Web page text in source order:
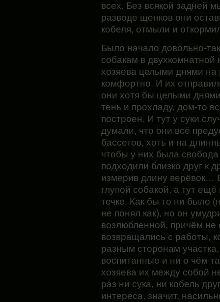
всех. Без всякой задней
разводе щенков они
кобеля, отмыли и
Было начало довольно-
собакам в двухкомнатной
хозяева целыми днями
комфортно. И их
они хотя бы целыми
тень и прохладу, дом-то
построен. И тут у суки
думали, что они всё
бассетов, хоть и на
чтобы у них была
подходили близко друг к
измерив длину верёвок…
глупой собакой, а тут ещё
течке. Как бы то ни было
не понял как), но он
возлюбленной, причём не
возвращались с работы,
разным сторонам
воспитанные и ни о чём
хозяева их между собой
раз ни сука, ни кобель
интереса, значит,